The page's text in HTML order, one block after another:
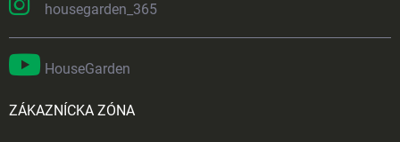
housegarden_365
HouseGarden
ZÁKAZNÍCKA ZÓNA